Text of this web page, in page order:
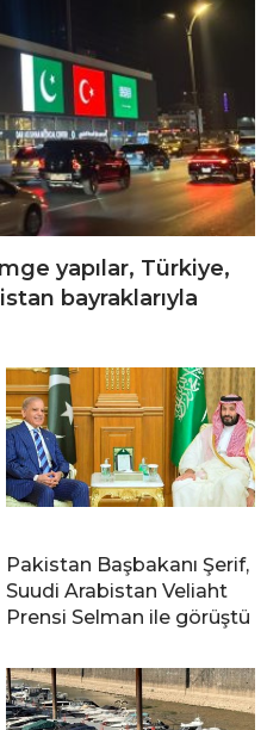
yapılar, Türkiye,
bayraklarıyla
Pakistan Başbakanı Şerif,
Suudi Arabistan Veliaht
Prensi Selman ile görüştü